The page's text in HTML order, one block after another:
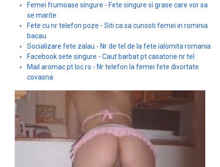
Femei frumoase singure - Fete singure si grase care vor sa
se marite
Fete cu nr telefon poze - Siti ca sa cunosti femei in rominia
bacau
Socializare fete zalau - Nr de tel de la fete ialomita romania
Facebook sete singure - Caut barbat pt casatorie nr tel
Mail aromac pt loc ro - Nr telefon la femei fete divortate
covasna